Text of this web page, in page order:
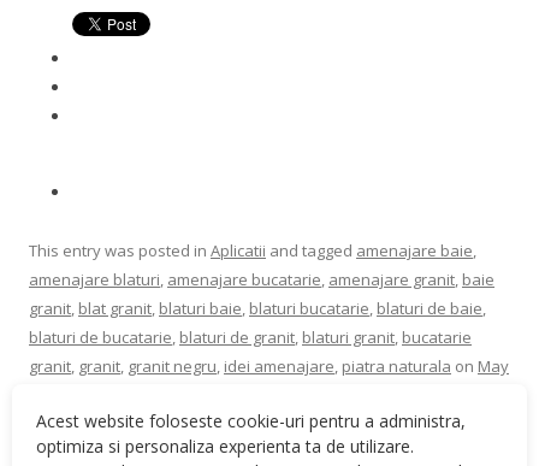
Acest website foloseste cookie-uri pentru a administra,
optimiza si personaliza experienta ta de utilizare.
This entry was posted in Aplicatii and tagged amenajare baie,
amenajare blaturi, amenajare bucatarie, amenajare granit, baie
granit, blat granit, blaturi baie, blaturi bucatarie, blaturi de baie,
blaturi de bucatarie, blaturi de granit, blaturi granit, bucatarie
granit, granit, granit negru, idei amenajare, piatra naturala on May